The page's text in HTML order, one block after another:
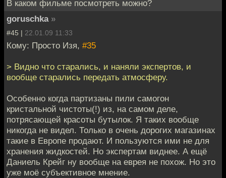
В каком фильме посмотреть можно?
goruschka »
#45 | 22.01.09 11:33
Кому: Просто Изя, #35
> Видно что старались, и наняли экспертов, и
вообще старались передать атмосферу.
Особенно когда партизаны пили самогон
кристальной чистоты(!) из, на самом деле,
потрясающей красоты бутылок. Я таких вообще
никогда не видел. Только в очень дорогих магазинах
такие в Европе продают. И пользуются ими не для
хранения жидкостей. Но экспертам виднее. А ещё
Даниель Крейг ну вообще на еврея не похож. Но это
уже моё субъективное мнение.